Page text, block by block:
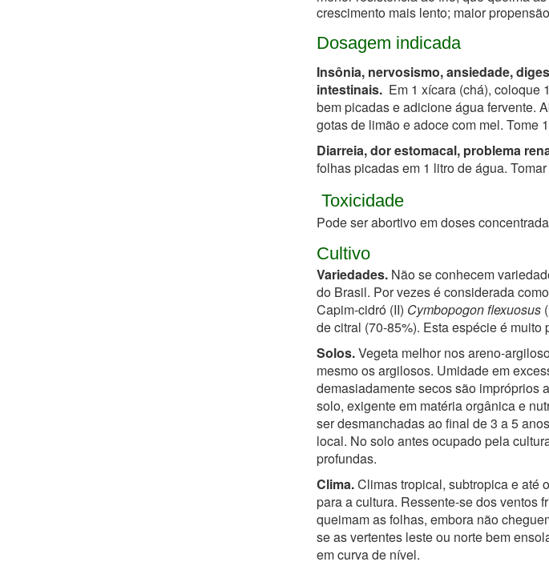
crescimento mais lento; maior
Dosagem indicada
Insônia, nervosismo, ansiedade,
intestinais. Em 1 xícara (chá), coloque
bem picadas e adicione água fervente.
gotas de limão e adoce com mel. Tome
Diarreia, dor estomacal, problema
folhas picadas em 1 litro de água.
Toxicidade
Pode ser abortivo em doses
Cultivo
Variedades.Não se conhecem
do Brasil. Por vezes é considerada
Capim-cidró (II) Cymbopogon flexuosus
de citral (70-85%). Esta espécieé muito
Solos.Vegeta melhor nos areno-
mesmo os argilosos. Umidade em
demasiadamente secos são impróprios
solo, exigente em matéria orgânica e
ser desmanchadas ao final de 3 a 5
local. No solo antes ocupado pela
profundas.
Clima.Climas tropical, subtropica e até
para a cultura. Ressente-se dos ventos
queimam as folhas, embora não
se as vertentes leste ou norte bem
em curva de nível.